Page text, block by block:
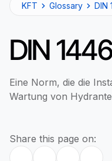
KFT Glossary DIN
DIN
Eine Norm, die die
Wartung von
Share this page on: